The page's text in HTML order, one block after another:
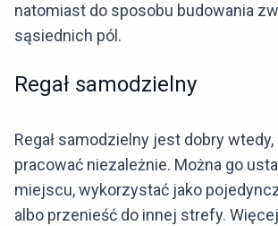
natomiast do sposobu budowania
sąsiednich pól.
Regał samodzielny
Regał samodzielny jest dobry wtedy,
pracować niezależnie. Można go
miejscu, wykorzystać jako
albo przenieść do innej strefy.